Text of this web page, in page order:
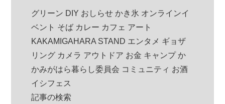
グリーン DIY おしらせ かき氷 オンラインイ
ベント そば カレー カフェ アート
KAKAMIGAHARA STAND エンタメ ギョザ
リング カメラ アウトドア お金 キャンプ か
かみがはら暮らし委員会 コミュニティ お酒
イシフェス
記事の検索